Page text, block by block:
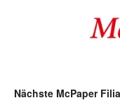
Nächste McPaper